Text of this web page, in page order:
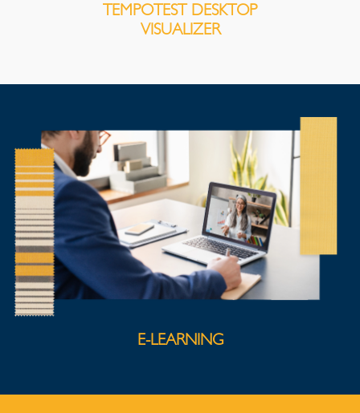
TEMPOTEST DESKTOP
VISUALIZER
E-LEARNING